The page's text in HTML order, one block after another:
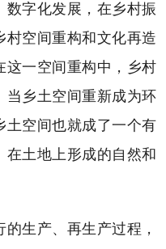
数字化发展，在乡村振
村空间重构和文化再造
这一空间重构中，乡村
当乡土空间重新成为环
土空间也就成了一个有
在土地上形成的自然和
生产、再生产过程，